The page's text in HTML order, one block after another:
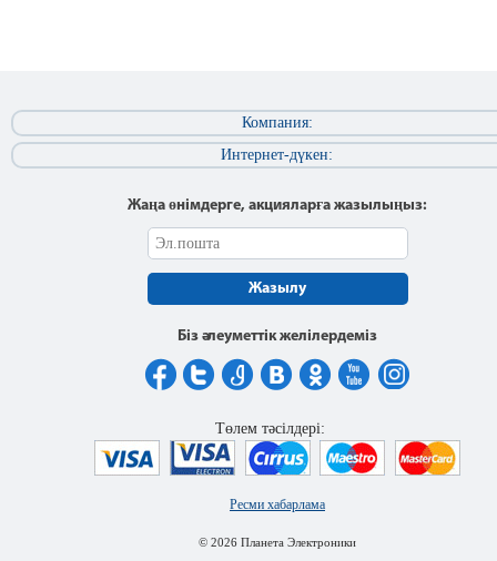
Компания:
Интернет-дүкен:
Жаңа өнімдерге, акцияларға жазылыңыз:
Жазылу
Біз әлеуметтік желілердеміз
Ресми хабарлама
© 2026 Планета Электроники
Төлем тәсілдері: